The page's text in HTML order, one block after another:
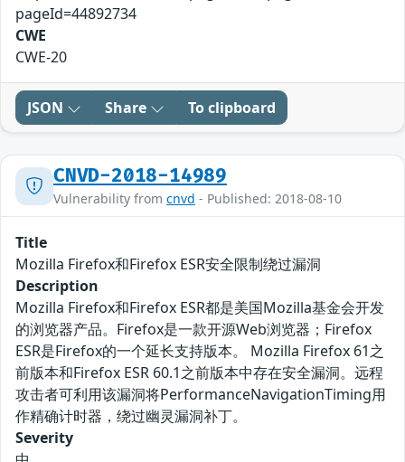
pageId=44892734
CWE
CWE-20
JSON Share To clipboard
CNVD-2018-14989
Vulnerability from cnvd - Published: 2018-08-10
Title
Mozilla Firefox和Firefox ESR安全限制绕过漏洞
Description
Mozilla Firefox和Firefox ESR都是美国Mozilla基金会开发
的浏览器产品。Firefox是一款开源Web浏览器；Firefox
ESR是Firefox的一个延长支持版本。 Mozilla Firefox 61之
前版本和Firefox ESR 60.1之前版本中存在安全漏洞。远程
攻击者可利用该漏洞将PerformanceNavigationTiming用
作精确计时器，绕过幽灵漏洞补丁。
Severity